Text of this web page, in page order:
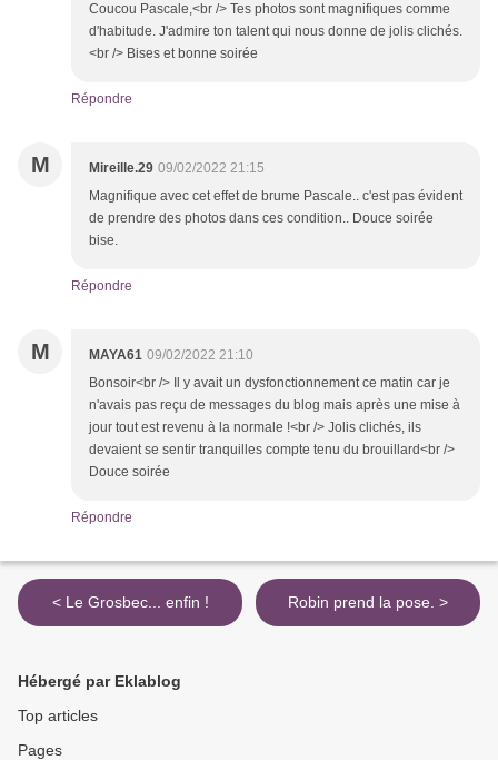
Coucou Pascale,<br /> Tes photos sont magnifiques comme
d'habitude. J'admire ton talent qui nous donne de jolis clichés.
<br /> Bises et bonne soirée
Répondre
M Mireille.29 09/02/2022 21:15
Magnifique avec cet effet de brume Pascale.. c'est pas évident
de prendre des photos dans ces condition.. Douce soirée
bise.
Répondre
M MAYA61 09/02/2022 21:10
Bonsoir<br /> Il y avait un dysfonctionnement ce matin car je
n'avais pas reçu de messages du blog mais après une mise à
jour tout est revenu à la normale !<br /> Jolis clichés, ils
devaient se sentir tranquilles compte tenu du brouillard<br />
Douce soirée
Répondre
< Le Grosbec... enfin ! Robin prend la pose. >
Hébergé par Eklablog
Top articles
Pages